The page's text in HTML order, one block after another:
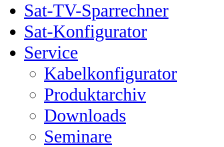
Sat-TV-Sparrechner
Sat-Konfigurator
Service
Kabelkonfigurator
Produktarchiv
Downloads
Seminare